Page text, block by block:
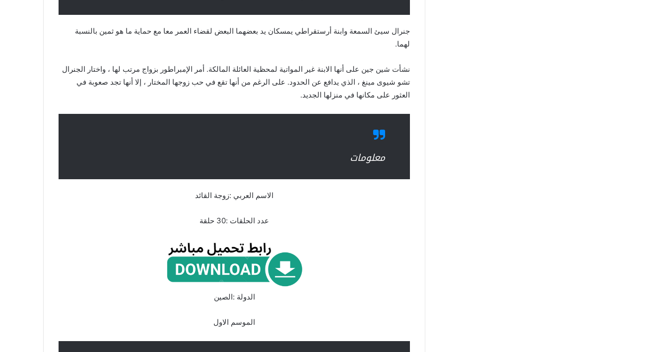
جنرال سيئ السمعة وابنة أرستقراطي يمسكان يد بعضهما البعض لقضاء العمر معا مع حماية ما هو ثمين بالنسبة
لهما.
نشأت شين جين على أنها الابنة غير المواتية لمحظية العائلة المالكة. أمر الإمبراطور بزواج مرتب لها ، واختار الجنرال
تشو شيوى مينغ ، الذي يدافع عن الحدود. على الرغم من أنها تقع في حب زوجها المختار ، إلا أنها تجد صعوبة في
العثور على مكانها في منزلها الجديد.
معلومات
الاسم العربي :زوجة القائد
عدد الحلقات :30 حلقة
الدولة :الصين
الموسم الاول